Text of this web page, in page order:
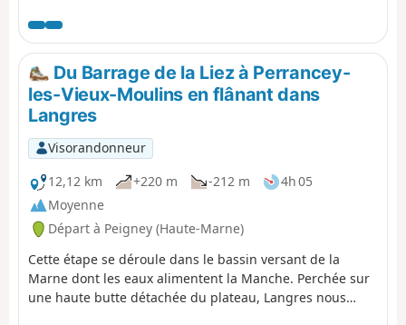
sablières de la Tille reconverties en étangs davantage
fréquentés par les pêcheurs que par les touristes.
Du Barrage de la Liez à Perrancey-
les-Vieux-Moulins en flânant dans
Langres
Visorandonneur
12,12 km
+220 m -212 m
4h 05
Moyenne
Départ à Peigney (Haute-Marne)
Cette étape se déroule dans le bassin versant de la
Marne dont les eaux alimentent la Manche. Perchée sur
une haute butte détachée du plateau, Langres nous